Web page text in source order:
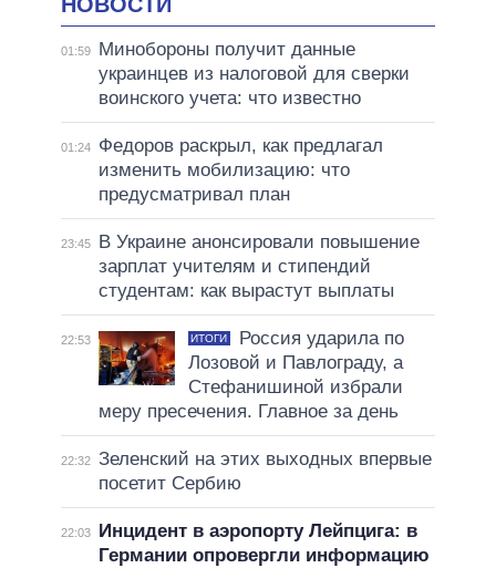
01:59
Минобороны получит данные
украинцев из налоговой для сверки
воинского учета: что известно
01:24
Федоров раскрыл, как предлагал
изменить мобилизацию: что
предусматривал план
23:45
В Украине анонсировали повышение
зарплат учителям и стипендий
студентам: как вырастут выплаты
22:53 ИТОГИ
Россия ударила по
Лозовой и Павлограду, а
Стефанишиной избрали
меру пресечения. Главное за день
22:32 Зеленский на этих выходных впервые
посетит Сербию
22:03
Инцидент в аэропорту Лейпцига: в
Германии опровергли информацию